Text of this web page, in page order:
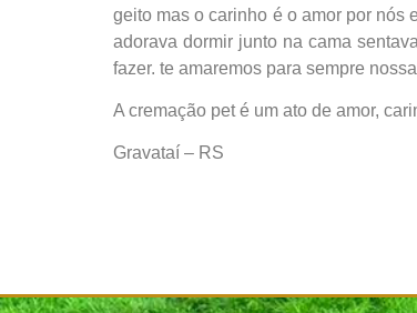
geito mas o carinho é o amor por nós
adorava dormir junto na cama
fazer. te amaremos para sempre
A cremação pet é um ato de amor,
Gravataí – RS